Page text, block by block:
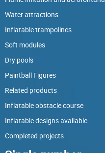
Water attractions
Inflatable trampolines
Soft modules
Dry pools
Paintball Figures
Related products
Inflatable obstacle course
Inflatable designs available
Completed projects